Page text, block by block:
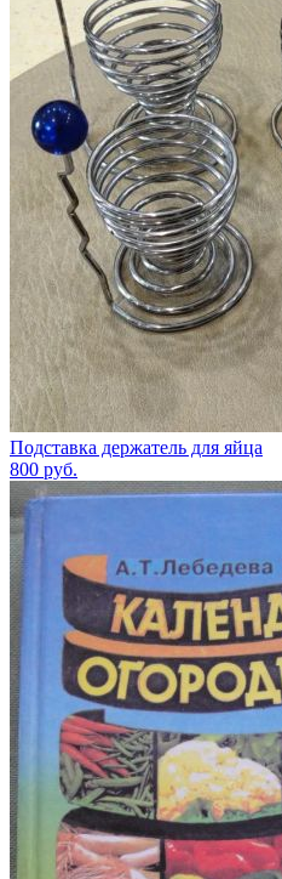
Подставка держатель для яйца
800 руб.